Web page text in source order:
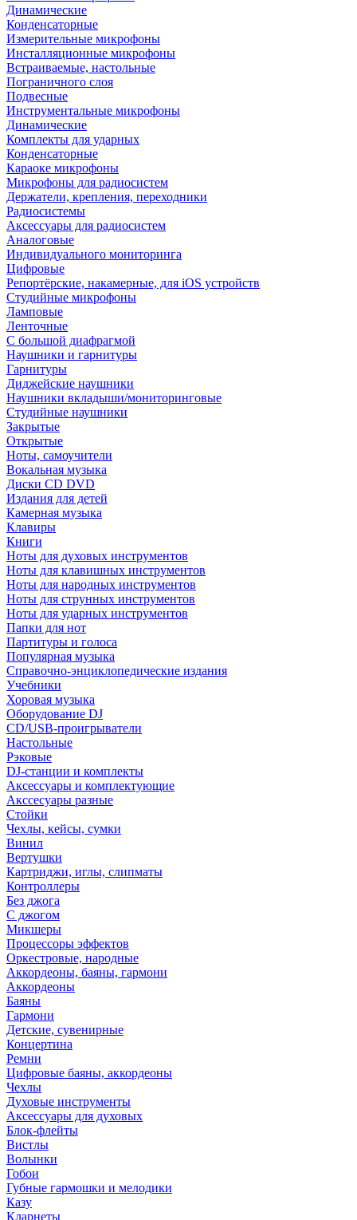
Динамические
Конденсаторные
Измерительные микрофоны
Инсталляционные микрофоны
Встраиваемые, настольные
Пограничного слоя
Подвесные
Инструментальные микрофоны
Динамические
Комплекты для ударных
Конденсаторные
Караоке микрофоны
Микрофоны для радиосистем
Держатели, крепления, переходники
Радиосистемы
Аксессуары для радиосистем
Аналоговые
Индивидуального мониторинга
Цифровые
Репортёрские, накамерные, для iOS устройств
Студийные микрофоны
Ламповые
Ленточные
С большой диафрагмой
Наушники и гарнитуры
Гарнитуры
Диджейские наушники
Наушники вкладыши/мониторинговые
Студийные наушники
Закрытые
Открытые
Ноты, самоучители
Вокальная музыка
Диски CD DVD
Издания для детей
Камерная музыка
Клавиры
Книги
Ноты для духовых инструментов
Ноты для клавишных инструментов
Ноты для народных инструментов
Ноты для струнных инструментов
Ноты для ударных инструментов
Папки для нот
Партитуры и голоса
Популярная музыка
Справочно-энциклопедические издания
Учебники
Хоровая музыка
Оборудование DJ
CD/USB-проигрыватели
Настольные
Рэковые
DJ-станции и комплекты
Аксессуары и комплектующие
Акссесуары разные
Стойки
Чехлы, кейсы, сумки
Винил
Вертушки
Картриджи, иглы, слипматы
Контроллеры
Без джога
С джогом
Микшеры
Процессоры эффектов
Оркестровые, народные
Аккордеоны, баяны, гармони
Аккордеоны
Баяны
Гармони
Детские, сувенирные
Концертина
Ремни
Цифровые баяны, аккордеоны
Чехлы
Духовые инструменты
Аксессуары для духовых
Блок-флейты
Вистлы
Волынки
Гобои
Губные гармошки и мелодики
Казу
Кларнеты